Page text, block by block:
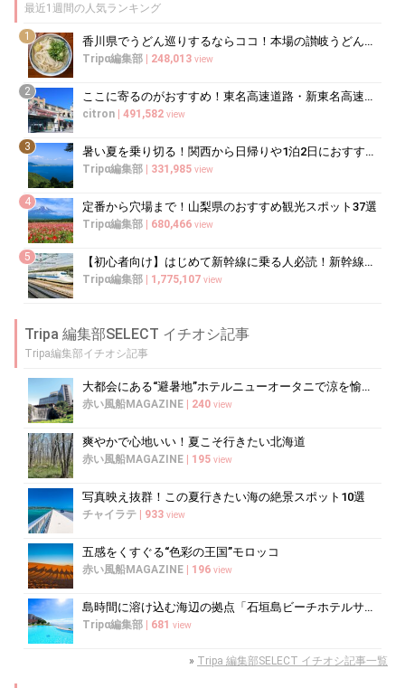
最近1週間の人気ランキング
1 香川県でうどん巡りするならココ！本場の讃岐うどんの名店
Tripα編集部 | 248,013 view
2 ここに寄るのがおすすめ！東名高速道路・新東名高速道路の充実のSA・PA10選
citron | 491,582 view
3 暑い夏を乗り切る！関西から日帰りや1泊2日におすすめの避暑地10選
Tripα編集部 | 331,985 view
4 定番から穴場まで！山梨県のおすすめ観光スポット37選
Tripα編集部 | 680,466 view
5 【初心者向け】はじめて新幹線に乗る人必読！新幹線の乗り方をイチから徹底解説
Tripα編集部 | 1,775,107 view
Tripa 編集部SELECT イチオシ記事
Tripa編集部イチオシ記事
大都会にある“避暑地”ホテルニューオータニで涼を愉しむ
赤い風船MAGAZINE | 240 view
爽やかで心地いい！夏こそ行きたい北海道
赤い風船MAGAZINE | 195 view
写真映え抜群！この夏行きたい海の絶景スポット10選
チャイラテ | 933 view
五感をくすぐる“色彩の王国”モロッコ
赤い風船MAGAZINE | 196 view
島時間に溶け込む海辺の拠点「石垣島ビーチホテルサンシャイン」で心ほどけるく...
Tripα編集部 | 681 view
» Tripa 編集部SELECT イチオシ記事一覧